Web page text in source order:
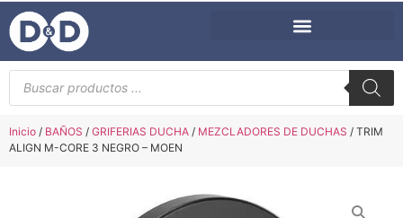
Inicio / BAÑOS / GRIFERIAS DUCHA / MEZCLADORES DE DUCHAS / TRIM
ALIGN M-CORE 3 NEGRO – MOEN